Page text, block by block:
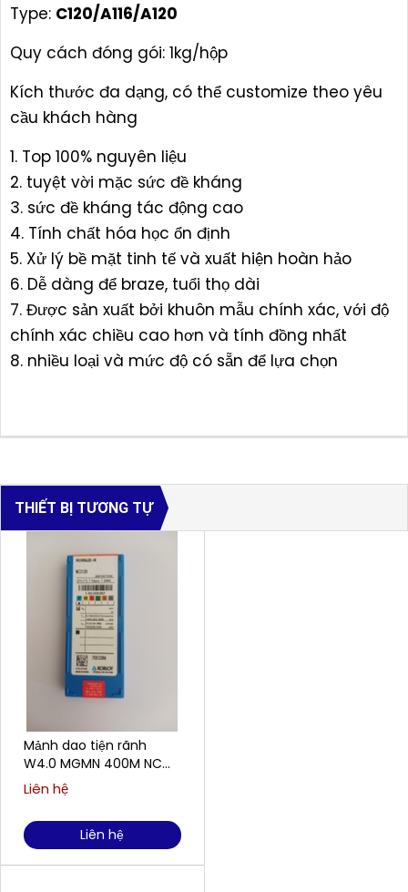
Type: C120/A116/A120
Quy cách đóng gói: 1kg/hộp
Kích thước đa dạng, có thể customize theo yêu
cầu khách hàng
1. Top 100% nguyên liệu
2. tuyệt vời mặc sức đề kháng
3. sức đề kháng tác động cao
4. Tính chất hóa học ổn định
5. Xử lý bề mặt tinh tế và xuất hiện hoàn hảo
6. Dễ dàng để braze, tuổi thọ dài
7. Được sản xuất bởi khuôn mẫu chính xác, với độ
chính xác chiều cao hơn và tính đồng nhất
8. nhiều loại và mức độ có sẵn để lựa chọn
THIẾT BỊ TƯƠNG TỰ
Mảnh dao tiện rãnh
W4.0 MGMN 400M NC
3120
Liên hệ
Liên hệ